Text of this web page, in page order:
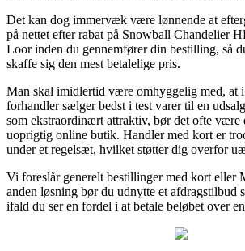
Det kan dog immervæk være lønnende at
på nettet efter rabat på Snowball Chandelier
Loor inden du gennemfører din bestilling, så
skaffe sig den mest betalelige pris.
Man skal imidlertid være omhyggelig med, at
forhandler sælger bedst i test varer til en
som ekstraordinært attraktiv, bør det ofte være
uoprigtig online butik. Handler med kort er
under et regelsæt, hvilket støtter dig overfor
Vi foreslår generelt bestillinger med kort eller
anden løsning bør du udnytte et afdragstilbud
ifald du ser en fordel i at betale beløbet over